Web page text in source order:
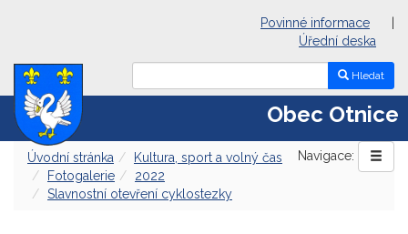
Povinné informace
Úřední deska
Hledat
Obec Otnice
Navigace:
Úvodní stránka
Kultura, sport a volný čas
Fotogalerie
2022
Slavnostní otevření cyklostezky